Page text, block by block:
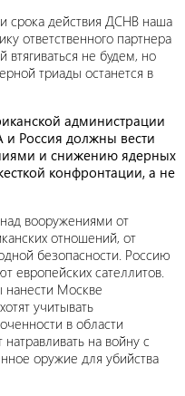
срока действия ДСНВ наша
ответственного партнера
не будем, но
триады останется в
администрации
Россия должны вести
и снижению ядерных
конфронтации, а не
вооружениями от
отношений, от
безопасности. Россию
европейских сателлитов.
нанести Москве
учитывать
в области
на войну с
оружие для убийства